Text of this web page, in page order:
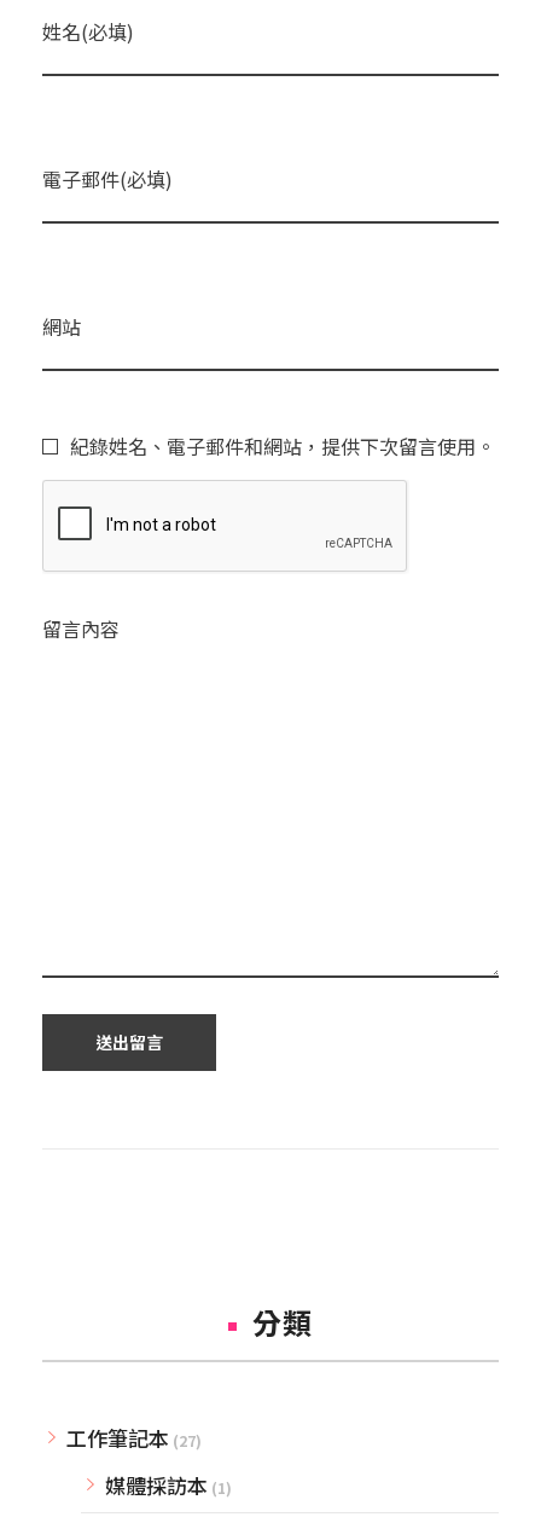
姓名(必填)
電子郵件(必填)
網站
紀錄姓名、電子郵件和網站，提供下次留言使用。
留言內容
分類
工作筆記本 (27)
媒體採訪本 (1)